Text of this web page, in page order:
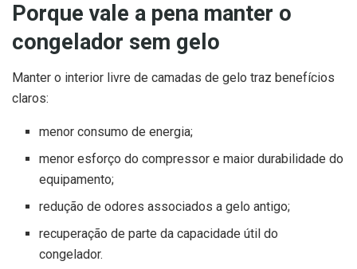
Porque vale a pena manter o
congelador sem gelo
Manter o interior livre de camadas de gelo traz benefícios
claros:
menor consumo de energia;
menor esforço do compressor e maior durabilidade do
equipamento;
redução de odores associados a gelo antigo;
recuperação de parte da capacidade útil do
congelador.